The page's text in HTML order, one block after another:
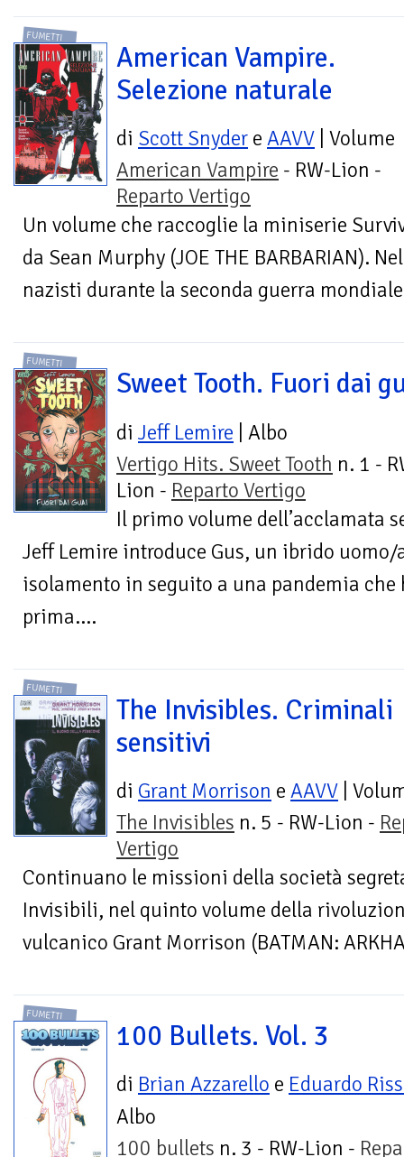
FUMETTI
American Vampire.
Selezione naturale
di Scott Snyder e AAVV | Volume
American Vampire - RW-Lion -
Reparto Vertigo
Un volume che raccoglie la miniserie
da Sean Murphy (JOE THE BARBARIAN).
nazisti durante la seconda guerra
FUMETTI
Sweet Tooth. Fuori dai
di Jeff Lemire | Albo
Vertigo Hits. Sweet Tooth n. 1 -
Lion - Reparto Vertigo
Il primo volume dell’acclamata
Jeff Lemire introduce Gus, un ibrido
isolamento in seguito a una pandemia
prima....
FUMETTI
The Invisibles. Criminali
sensitivi
di Grant Morrison e AAVV |
The Invisibles n. 5 - RW-Lion -
Vertigo
Continuano le missioni della società
Invisibili, nel quinto volume della
vulcanico Grant Morrison (BATMAN:
FUMETTI
100 Bullets. Vol. 3
di Brian Azzarello e Eduardo
Albo
100 bullets n. 3 - RW-Lion -